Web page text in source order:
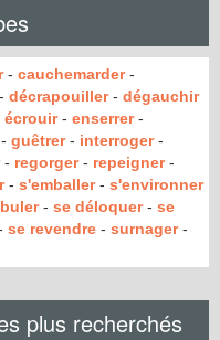
- cauchemarder-
décrapouiller- dégauchir
écrouir- enserrer-
guêtrer- interroger-
- regorger- repeigner-
- s'emballer- s'environner
- se déloquer- se
se revendre - surnager-
plus recherchés